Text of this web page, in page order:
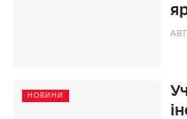
НОВИНИ